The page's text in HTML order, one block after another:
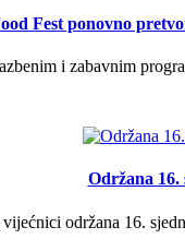
Fest ponovno
i zabavnim
Održana 16.
održana 16.